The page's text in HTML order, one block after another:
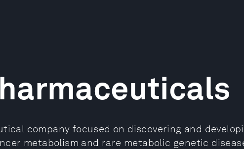
company focused on discovering and
metabolism and rare metabolic genetic